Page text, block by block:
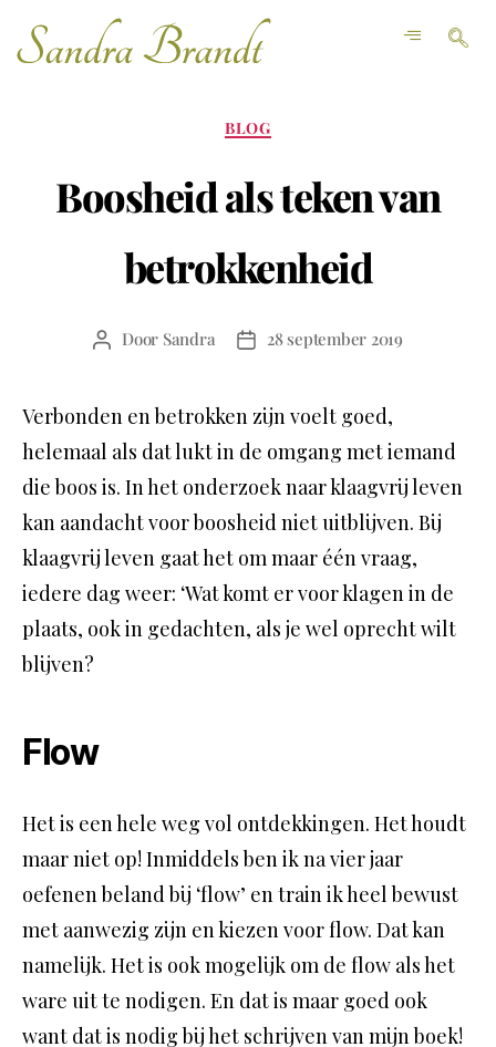
BLOG
Boosheid als teken van
betrokkenheid
Door Sandra 28 september 2019
Verbonden en betrokken zijn voelt goed,
helemaal als dat lukt in de omgang met iemand
die boos is. In het onderzoek naar klaagvrij leven
kan aandacht voor boosheid niet uitblijven. Bij
klaagvrij leven gaat het om maar één vraag,
iedere dag weer: ‘Wat komt er voor klagen in de
plaats, ook in gedachten, als je wel oprecht wilt
blijven?
Flow
Het is een hele weg vol ontdekkingen. Het houdt
maar niet op! Inmiddels ben ik na vier jaar
oefenen beland bij ‘flow’ en train ik heel bewust
met aanwezig zijn en kiezen voor flow. Dat kan
namelijk. Het is ook mogelijk om de flow als het
ware uit te nodigen. En dat is maar goed ook
want dat is nodig bij het schrijven van mijn boek!